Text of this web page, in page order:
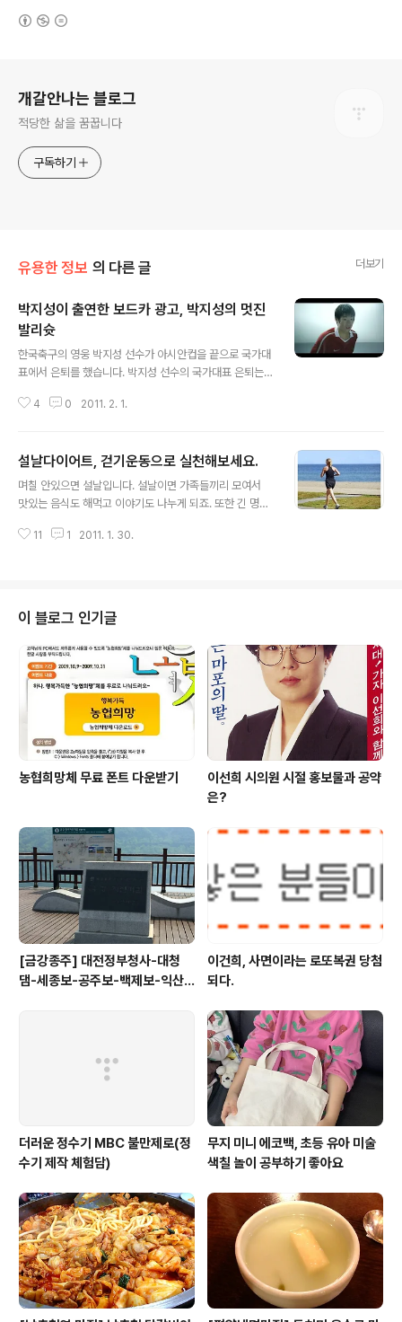
개갈안나는 블로그
적당한 삶을 꿈꿉니다
구독하기
유용한 정보 의 다른 글 더보기
박지성이 출연한 보드카 광고, 박지성의 멋진
발리슛
한국축구의 영웅 박지성 선수가 아시안컵을 끝으로 국가대
표에서 은퇴를 했습니다. 박지성 선수의 국가대표 은퇴는
의 그의 존재감은 타의 추종을 불허합니다. 하지만 선수로
활동안 맨체스터유나이티드의 전설로 남기를 기원합니다.
스포츠 스타인 박지성 선수는 많은 광고도 찍었는데요. 저
는 스포츠 선수들의 광고하면 예전에 박찬호 선수의 컴퓨
많은 사람들이 그 브랜드의 컴퓨터를 샀던 것이 기억이 납
4 0 2011. 2. 1.
설날다이어트, 걷기운동으로 실천해보세요.
며칠 안있으면 설날입니다. 설날이면 가족들끼리 모여서
맛있는 음식도 해먹고 이야기도 나누게 되죠. 또한 긴 명절
다. 때문에 새해들이 다이어트를 계획한 분들에게 설날은
고향에 내려가면 아침이나 저녁에 꼭 걷기 운동을 하려고
합니다. 며칠 쉬다 오는 것인데 돈이나 장비를 가지고 갈수
도 없기 때문에 가장 적합한 운동이 바로 걷기라고 생각이
되는데요. 설날 당일날 성묘와 함께 연휴기간동안 실천한
다면 설날 음식도 맛있게 먹고, 살찌는 것도 피할수 있을것
같습니다. 성공적인 다이어트를 위해서는 ..
11 1 2011. 1. 30.
이 블로그 인기글
농협희망체 무료 폰트 다운받기
이선희 시의원 시절 홍보물과 공약
은?
[금강종주] 대전정부청사-대청
댐-세종보-공주보-백제보-익산
이건희, 사면이라는 로또복권 당첨
되다.
더러운 정수기 MBC 불만제로(정
수기 제작 체험담)
무지 미니 에코백, 초등 유아 미술
색칠 놀이 공부하기 좋아요